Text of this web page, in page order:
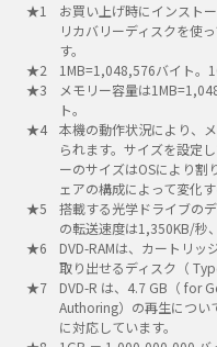
お買い上げ時にインスト
リカバリーディスクを使
す。
1MB=1,048,576バイト。
メモリー容量は
ト。
本機の動作状況により、
られます。サイズを設定
ーのサイズはOSにより割
ェアの構成によって変化
搭載する光学ドライブの
の転送速度は1,350KB/秒
DVD-RAMは、カートリッ
取り出せるディスク（
DVD-R は、4.7 GB（ for
Authoring）の再生につい
に対応しています。